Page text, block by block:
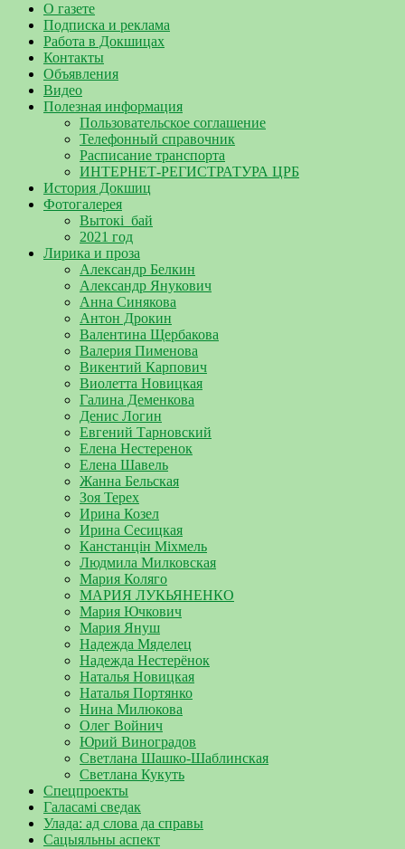
О газете
Подписка и реклама
Работа в Докшицах
Контакты
Объявления
Видео
Полезная информация
Пользовательское соглашение
Телефонный справочник
Расписание транспорта
ИНТЕРНЕТ-РЕГИСТРАТУРА ЦРБ
История Докшиц
Фотогалерея
Вытокі_бай
2021 год
Лирика и проза
Александр Белкин
Александр Янукович
Анна Синякова
Антон Дрокин
Валентина Щербакова
Валерия Пименова
Викентий Карпович
Виолетта Новицкая
Галина Деменкова
Денис Логин
Евгений Тарновский
Елена Нестеренок
Елена Шавель
Жанна Бельская
Зоя Терех
Ирина Козел
Ирина Сесицкая
Канстанцін Міхмель
Людмила Милковская
Мария Коляго
МАРИЯ ЛУКЬЯНЕНКО
Мария Ючкович
Мария Януш
Надежда Мяделец
Надежда Нестерёнок
Наталья Новицкая
Наталья Портянко
Нина Милюкова
Олег Войнич
Юрий Виноградов
Светлана Шашко-Шаблинская
Светлана Кукуть
Спецпроекты
Галасамі сведак
Улада: ад слова да справы
Сацыяльны аспект